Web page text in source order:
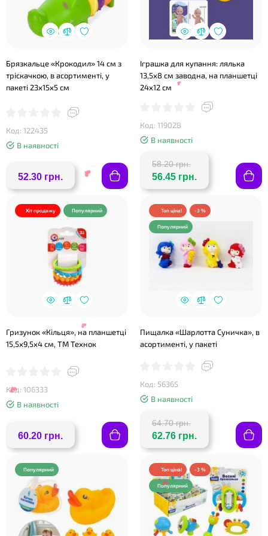
Брязкальце «Крокодил» 14 см з
тріскачкою, в асортименті, у
пакеті 23х15х5 см
Код: 122435
В наявності
52.30 грн.
Іграшка для купання: лялька
13,5х8 см заводна, на планшетці
24х12 см
Код: 119028
В наявності
58.20 грн.
56.45 грн.
Хіт продажу Популярний
Гризунок «Кільця», на планшетці
15,5х9,5х4 см, ТМ Технок
Код: 106333
В наявності
60.20 грн.
Топ ціна! -3 %
Популярний
Пищалка «Шарлотта Суничка», в
асортименті, у пакеті
Код: 56365
В наявності
64.70 грн.
62.76 грн.
Популярний Топ ціна! -3 %
Популярний